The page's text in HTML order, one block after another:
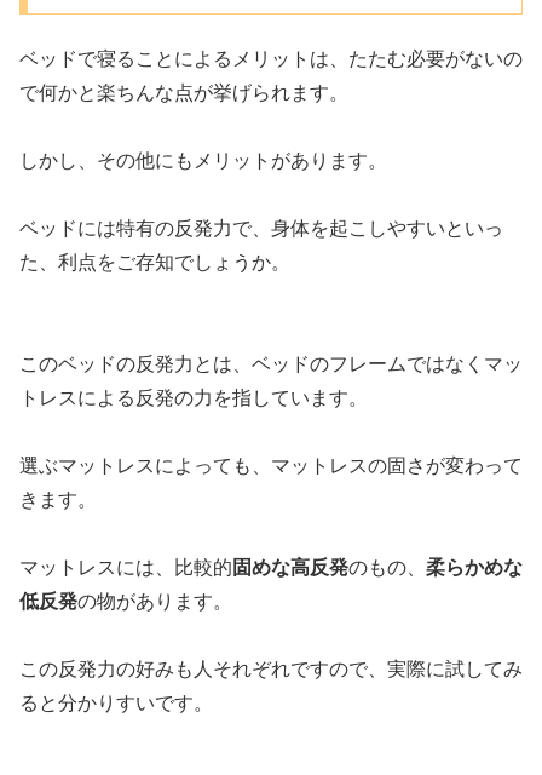
ベッドで寝ることによるメリットは、たたむ必要がないの
で何かと楽ちんな点が挙げられます。
しかし、その他にもメリットがあります。
ベッドには特有の反発力で、身体を起こしやすいといっ
た、利点をご存知でしょうか。
このベッドの反発力とは、ベッドのフレームではなくマッ
トレスによる反発の力を指しています。
選ぶマットレスによっても、マットレスの固さが変わって
きます。
マットレスには、比較的 固めな高反発のもの、 柔らかめな
低反発の物があります。
この反発力の好みも人それぞれですので、実際に試してみ
ると分かりすいです。